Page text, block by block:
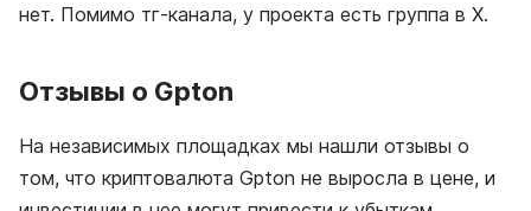
нет. Помимо тг-канала, у проекта есть группа в Х.
Отзывы о Gpton
На независимых площадках мы нашли отзывы о
том, что криптовалюта Gpton не выросла в цене, и